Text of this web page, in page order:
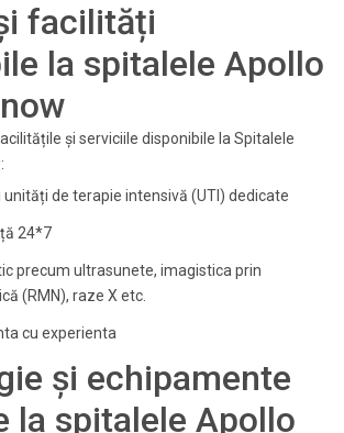
facilități
la spitalele Apollo
și serviciile disponibile la Spitalele
unități de terapie intensivă (UTI) dedicate
24*7
precum ultrasunete, imagistica prin
(RMN), raze X etc.
cu experienta
și echipamente
la spitalele Apollo